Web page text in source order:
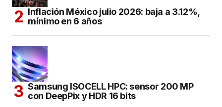
Inflación México julio 2026: baja a 3.12%,
mínimo en 6 años
Samsung ISOCELL HPC: sensor 200 MP
con DeepPix y HDR 16 bits